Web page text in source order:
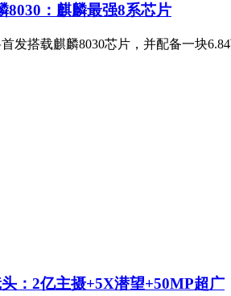
8030：麒麟最强8系芯片
发搭载麒麟8030芯片，并配备一块
：2亿主摄+5X潜望+50MP超广